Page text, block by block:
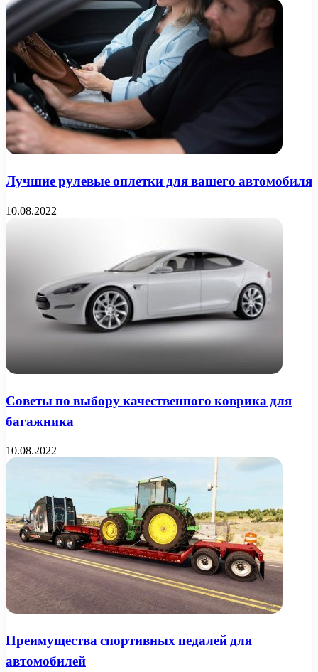
Лучшие рулевые оплетки для вашего автомобиля
10.08.2022
Советы по выбору качественного коврика для
багажника
10.08.2022
Преимущества спортивных педалей для
автомобилей